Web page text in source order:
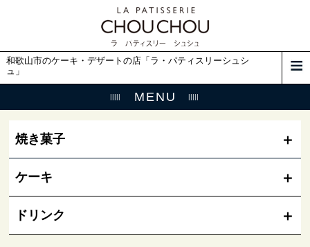
和歌山市のケーキ・デザートの店「ラ・パティスリーシュシ
ュ」
MENU
焼き菓子
ケーキ
ドリンク